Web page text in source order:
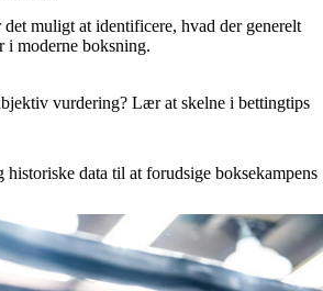
muligt at identificere, hvad der generelt
i moderne boksning.
vurdering? Lær at skelne i bettingtips
data til at forudsige boksekampens